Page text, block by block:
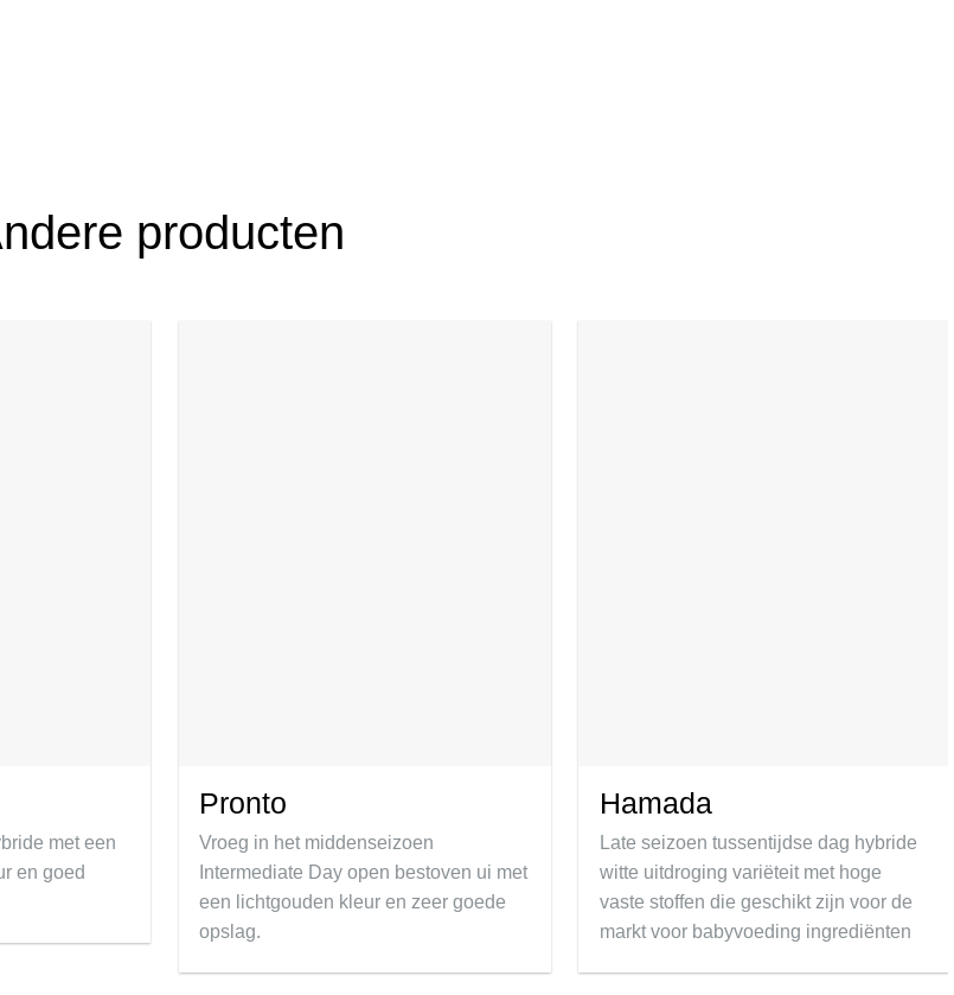
producten
met een
en goed
Pronto
Vroeg in het middenseizoen
Intermediate Day open bestoven ui met
een lichtgouden kleur en zeer goede
opslag.
Hamada
Late seizoen tussentijdse dag hybride
witte uitdroging variëteit met hoge
vaste stoffen die geschikt zijn voor de
markt voor babyvoeding ingrediënten